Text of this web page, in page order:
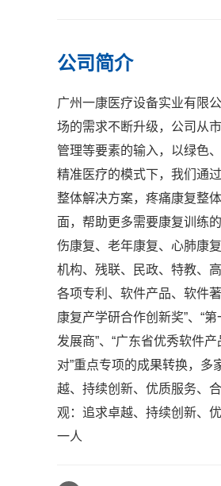
公司简介
广州一康医疗设备实业有限
场的需求不断升级，公司从
管理等要素的输入，以绿色
精准医疗的模式下，我们通
整体解决方案，疼痛康复整
面，帮助更多需要康复训练
伤康复、老年康复、心肺康
机构、残联、民政、特教、
各项专利、软件产品、软件
康复产学研合作创新奖”、“
发展商”、“广东省优秀软件
对”重点专项的成果转换，多
越、持续创新、优质服务、
观：追求卓越、持续创新、
一人